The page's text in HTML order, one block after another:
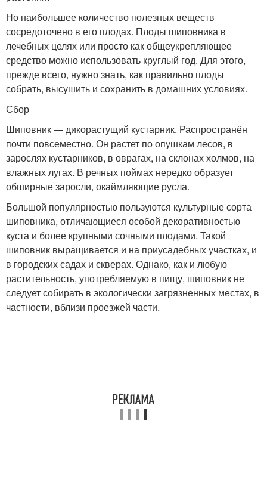
Но наибольшее количество полезных веществ
сосредоточено в его плодах. Плоды шиповника в
лечебных целях или просто как общеукрепляющее
средство можно использовать круглый год. Для этого,
прежде всего, нужно знать, как правильно плоды
собрать, высушить и сохранить в домашних условиях.
Сбор
Шиповник — дикорастущий кустарник. Распространён
почти повсеместно. Он растет по опушкам лесов, в
зарослях кустарников, в оврагах, на склонах холмов, на
влажных лугах. В речных поймах нередко образует
обширные заросли, окаймляющие русла.
Большой популярностью пользуются культурные сорта
шиповника, отличающиеся особой декоративностью
куста и более крупными сочными плодами. Такой
шиповник выращивается и на приусадебных участках, и
в городских садах и скверах. Однако, как и любую
растительность, употребляемую в пищу, шиповник не
следует собирать в экологически загрязненных местах, в
частности, вблизи проезжей части.